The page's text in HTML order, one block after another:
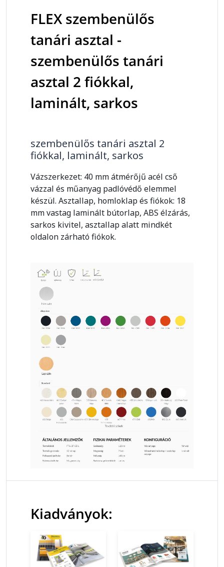
FLEX szembenülős
tanári asztal -
szembenülős tanári
asztal 2 fiókkal,
laminált, sarkos
szembenülős tanári asztal 2
fiókkal, laminált, sarkos
Vázszerkezet: 40 mm átmérőjű acél cső
vázzal és műanyag padlóvédő elemmel
készül. Asztallap, homloklap és fiókok: 18
mm vastag laminált bútorlap, ABS élzárás,
sarkos kivitel, asztallap alatt mindkét
oldalon zárható fiókok.
Kiadványok: